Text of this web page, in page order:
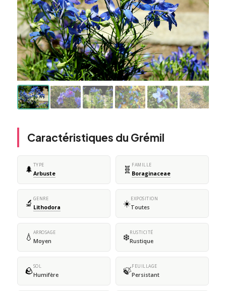
Caractéristiques du Grémil
🌲 TYPE
Arbuste 🧬 FAMILLE
Boraginaceae
🔬 GENRE
Lithodora ☀️EXPOSITION
Toutes
💧 ARROSAGE
Moyen ❄️RUSTICITÉ
Rustique
🪨SOL
Humifère 🍃FEUILLAGE
Persistant